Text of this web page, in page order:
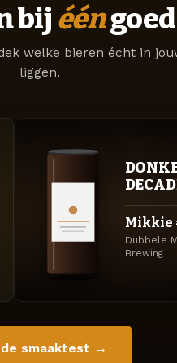
bij één
welke bieren écht in
liggen.
Mikkie
Dubbele
Brewing
de smaaktest →